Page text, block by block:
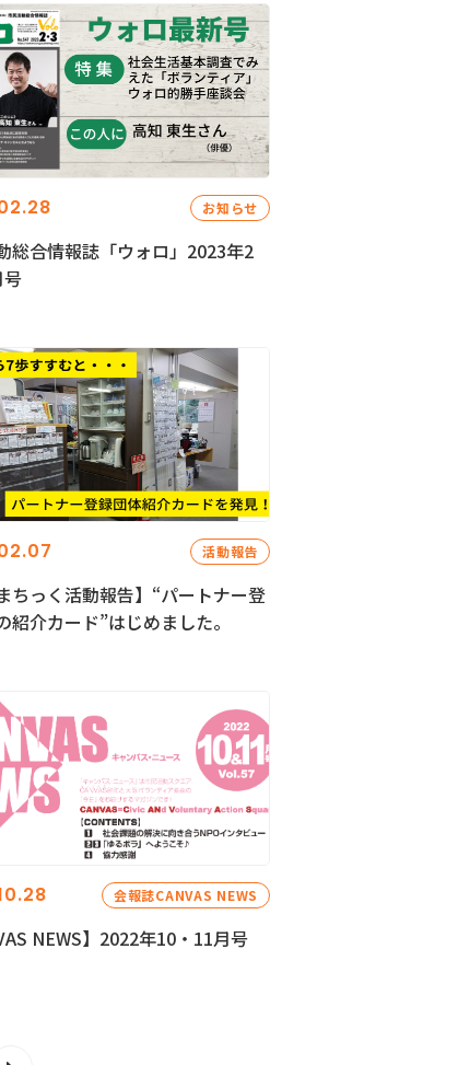
お知らせ
総合情報誌「ウォロ」2023年2
活動報告
ちっく活動報告】“パートナー登
紹介カード”はじめました。
会報誌CANVAS NEWS
NEWS】2022年10・11月号